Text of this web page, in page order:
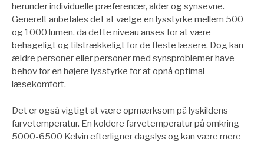
herunder individuelle præferencer, alder og synsevne.
Generelt anbefales det at vælge en lysstyrke mellem 500
og 1000 lumen, da dette niveau anses for at være
behageligt og tilstrækkeligt for de fleste læsere. Dog kan
ældre personer eller personer med synsproblemer have
behov for en højere lysstyrke for at opnå optimal
læsekomfort.
Det er også vigtigt at være opmærksom på lyskildens
farvetemperatur. En koldere farvetemperatur på omkring
5000-6500 Kelvin efterligner dagslys og kan være mere